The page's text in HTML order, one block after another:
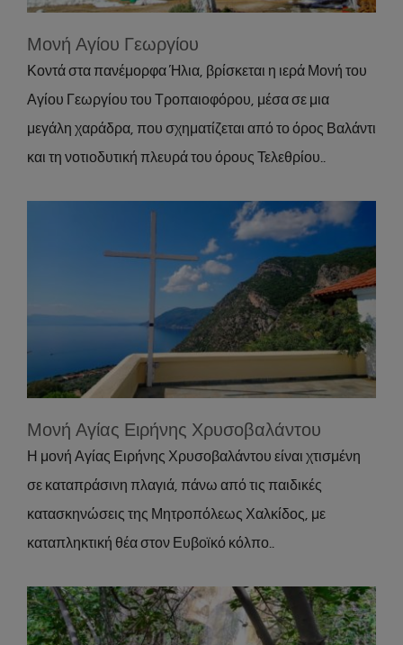
Μονή Αγίου Γεωργίου
Κοντά στα πανέμορφα Ήλια, βρίσκεται η ιερά Μονή του
Αγίου Γεωργίου του Τροπαιοφόρου, μέσα σε μια
μεγάλη χαράδρα, που σχηματίζεται από το όρος Βαλάντι
και τη νοτιοδυτική πλευρά του όρους Τελεθρίου..
Μονή Αγίας Ειρήνης Χρυσοβαλάντου
Attractions
Μονή Αγίας Ειρήνης Χρυσοβαλάντου
Η μονή Αγίας Ειρήνης Χρυσοβαλάντου είναι χτισμένη
σε καταπράσινη πλαγιά, πάνω από τις παιδικές
κατασκηνώσεις της Μητροπόλεως Χαλκίδος, με
καταπληκτική θέα στον Ευβοϊκό κόλπο..